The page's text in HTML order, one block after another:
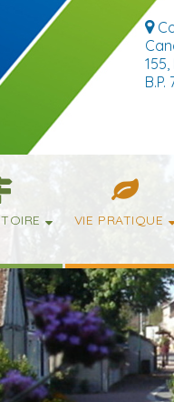
B.P.
VIE PRATIQUE